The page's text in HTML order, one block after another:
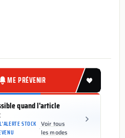
ME PRÉVENIR
quand l'article
STOCK ·Voir tous
les modes